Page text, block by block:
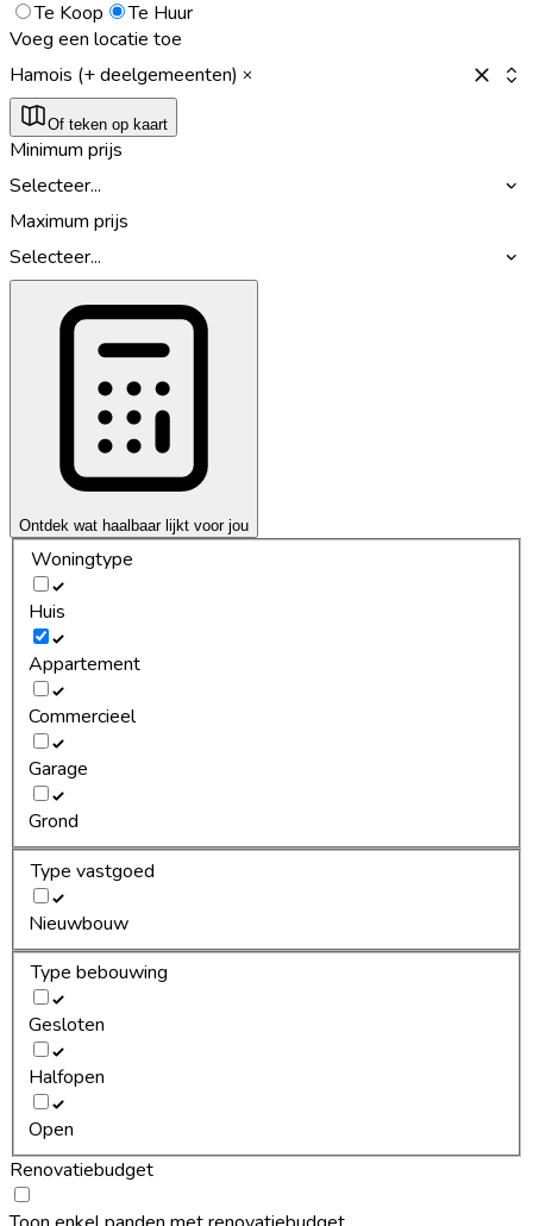
Te Koop
Te Huur
Voeg een locatie toe
Hamois (+ deelgemeenten)
Of teken op kaart
Minimum prijs
Selecteer...
Maximum prijs
Selecteer...
Ontdek wat haalbaar lijkt voor jou
Woningtype
Huis
Appartement
Commercieel
Garage
Grond
Type vastgoed
Nieuwbouw
Type bebouwing
Gesloten
Halfopen
Open
Renovatiebudget